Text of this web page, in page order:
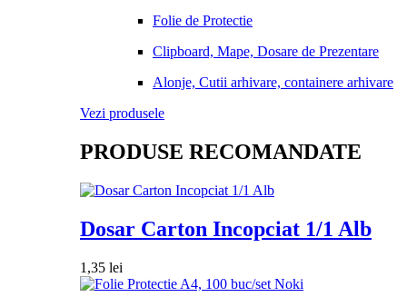
Folie de Protectie
Clipboard, Mape, Dosare de Prezentare
Alonje, Cutii arhivare, containere arhivare
Vezi produsele
PRODUSE RECOMANDATE
Dosar Carton Incopciat 1/1 Alb
1,35 lei